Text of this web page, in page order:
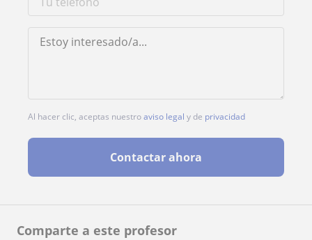
Comparte a este profesor
Al hacer clic, aceptas nuestroaviso legal y de privacidad
Contactar ahora